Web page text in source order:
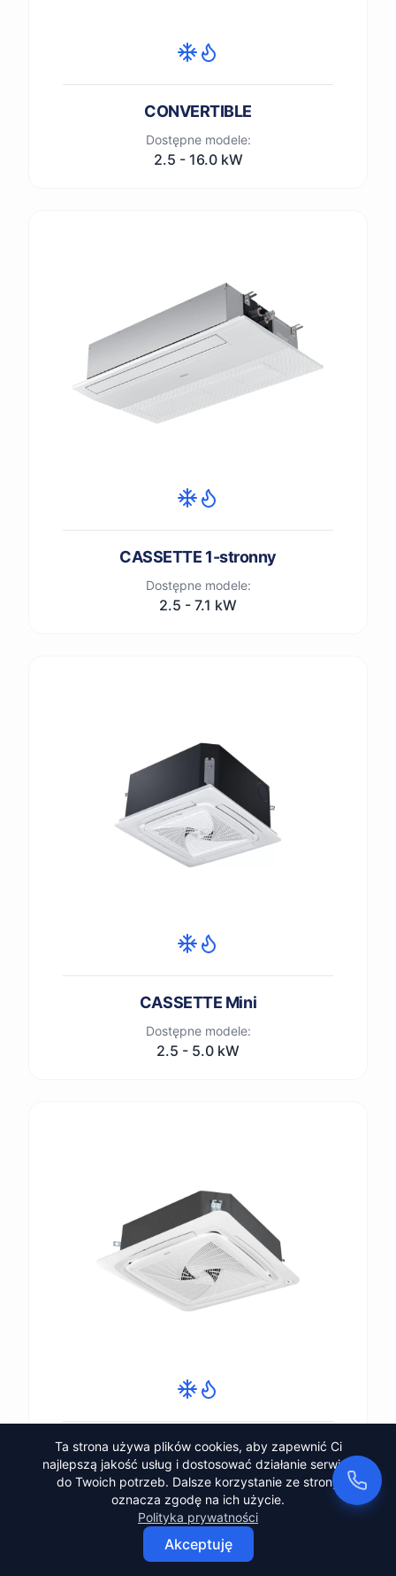
Ta strona używa plików cookies, aby zapewnić Ci
najlepszą jakość usług i dostosować działanie serwisu
do Twoich potrzeb. Dalsze korzystanie ze strony
oznacza zgodę na ich użycie.
Polityka prywatności
Akceptuję
CONVERTIBLE
Dostępne modele:
2.5 - 16.0 kW
CASSETTE 1-stronny
Dostępne modele:
2.5 - 7.1 kW
CASSETTE Mini
Dostępne modele:
2.5 - 5.0 kW
CASSETTE o obwodowym przepływie
powietrza
Dostępne modele:
7.0 - 16.0 kW